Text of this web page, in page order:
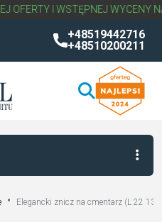
I WSTĘPNEJ WYCENY
+48519442716
+48510200211
Elegancki znicz na cmentarz (L 22